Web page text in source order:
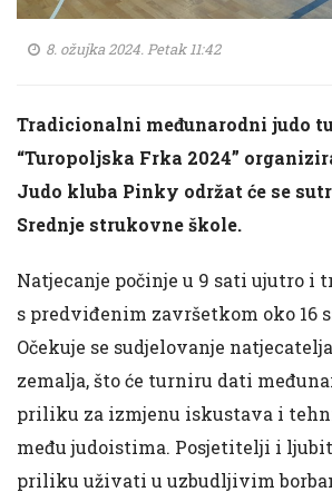
8. ožujka 2024. Petak 11:42
Tradicionalni međunarodni judo
“Turopoljska Frka 2024”
Judo kluba Pinky održat će se
Srednje strukovne škole.
Natjecanje počinje u 9 sati ujutro i
s predviđenim završetkom oko 16
Očekuje se sudjelovanje
zemalja, što će turniru dati
priliku za izmjenu iskustava i
među judoistima. Posjetitelji i
priliku uživati u uzbudljivim